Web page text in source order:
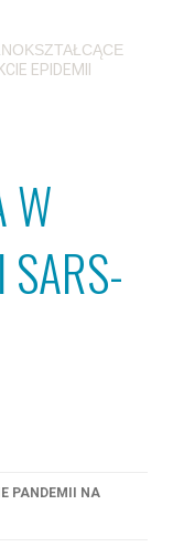
EPIDEMII
W
SARS-
PANDEMII NA